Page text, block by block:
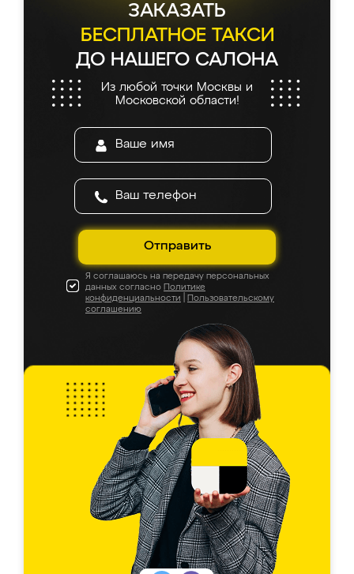
ЗАКАЗАТЬ
БЕСПЛАТНОЕ ТАКСИ
ДО НАШЕГО САЛОНА
Из любой точки Москвы и
Московской области!
Отправить
Я соглашаюсь на передачу персональных
данных согласно Политике
конфиденциальности
Пользовательскому
соглашению